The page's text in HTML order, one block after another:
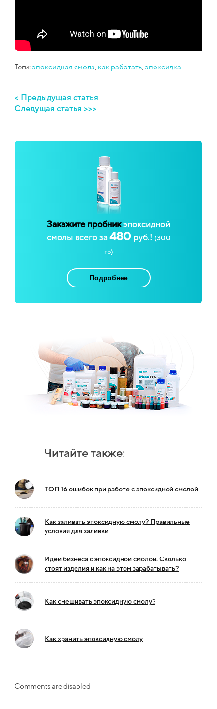
Теги:эпоксидная смола, как работать,эпоксидка
< Предыдущая статья
Следущая статья >>>
Закажите пробникэпоксидной
смолы всего за 480руб.! (300
гр)
Подробнее
Читайте также:
ТОП 16 ошибок при работе с эпоксидной смолой
Как заливать эпоксидную смолу? Правильные
условия для заливки
Идеи бизнеса с эпоксидной смолой. Сколько
стоят изделия и как на этом зарабатывать?
Как смешивать эпоксидную смолу?
Как хранить эпоксидную смолу
Comments are disabled